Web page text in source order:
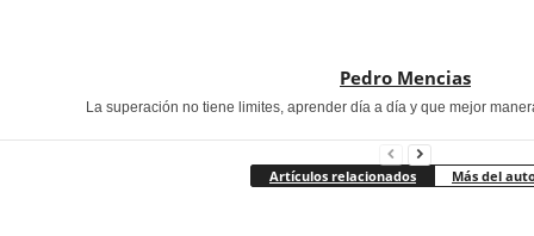
Pedro Mencias
La superación no tiene limites, aprender día a día y que mejor
Artículos relacionados Más del